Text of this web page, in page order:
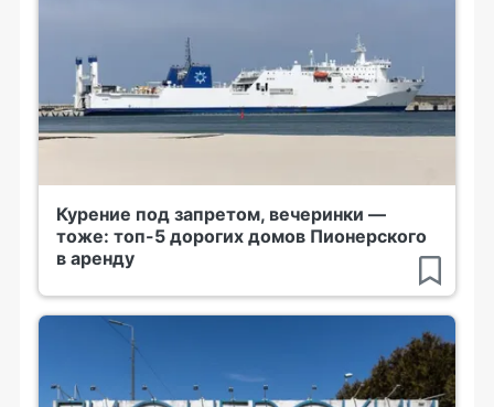
Курение под запретом, вечеринки —
тоже: топ-5 дорогих домов Пионерского
в аренду